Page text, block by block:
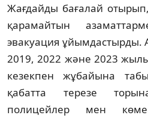
Жағдайды бағалай
қарамайтын
эвакуация ұйымдастырды.
2019, 2022 және 2023
кезекпен жұбайына
қабатта терезе
полицейлер мен